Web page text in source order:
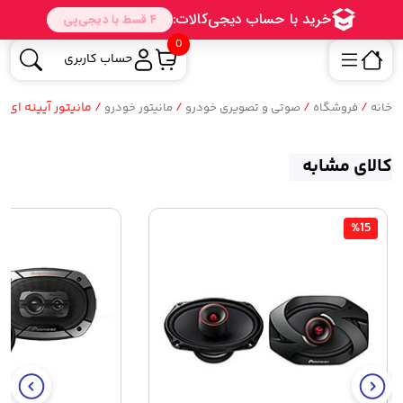
0
حساب کاربری
خانه / فروشگاه / صوتی و تصویری خودرو / مانیتور خودرو / مانیتور آیینه ای 4.3 اینچی به همراه دوربین عقب
کالای مشابه
%15